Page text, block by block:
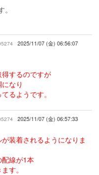
2025/11/07 (金) 06:56:07
するのですが
なり
るようです。
2025/11/07 (金) 06:57:33
装着されるようになりま
線が1本
す。